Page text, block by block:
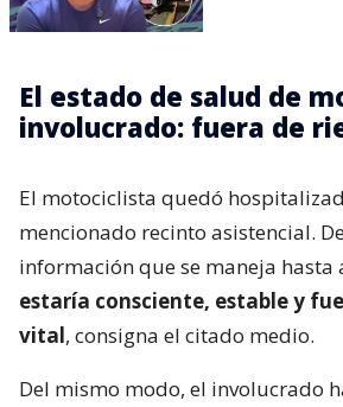
El estado de salud de
involucrado: fuera de
El motociclista quedó
mencionado recinto asistencial.
información que se maneja hasta
estaría consciente, estable y
vital, consigna el citado medio.
Del mismo modo, el involucrado